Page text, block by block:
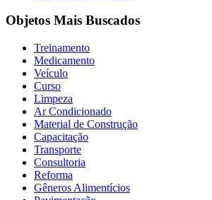
Objetos Mais Buscados
Treinamento
Medicamento
Veículo
Curso
Limpeza
Ar Condicionado
Material de Construção
Capacitação
Transporte
Consultoria
Reforma
Gêneros Alimentícios